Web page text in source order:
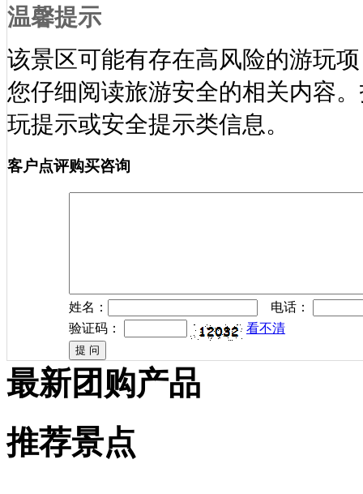
温馨提示
该景区可能有存在高风险的游玩
您仔细阅读旅游安全的相关内容
玩提示或安全提示类信息。
客户点评购买咨询
姓名：
电话：
验证码：
看不清
最新团购产品
推荐景点